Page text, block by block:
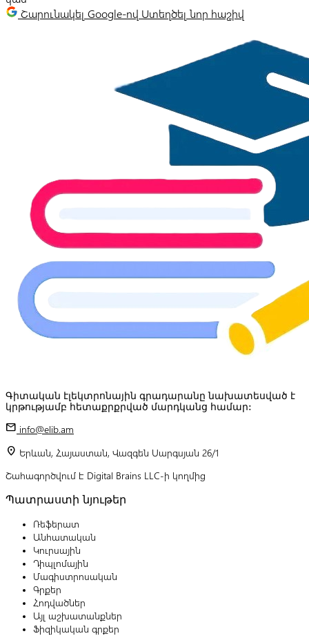
Շարունակել Google-ով Ստեղծել նոր հաշիվ
Գիտական էլեկտրոնային գրադարանը նախատեսված է
կրթությամբ հետաքրքրված մարդկանց համար:
mail info@elib.am
location_on Երևան, Հայաստան, Վազգեն Սարգսյան 26/1
Շահագործվում է Digital Brains LLC-ի կողմից
Պատրաստի նյութեր
Ռեֆերատ
Անհատական
Կուրսային
Դիպլոմային
Մագիստրոսական
Գրքեր
Հոդվածներ
Այլ աշխատանքներ
Ֆիզիկական գրքեր